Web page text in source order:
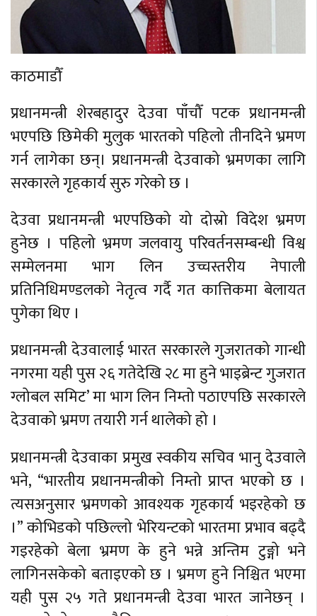
काठमाडौँ
प्रधानमन्त्री शेरबहादुर देउवा पाँचौँ पटक प्रधानमन्त्री
भएपछि छिमेकी मुलुक भारतको पहिलो तीनदिने भ्रमण
गर्न लागेका छन्। प्रधानमन्त्री देउवाको भ्रमणका लागि
सरकारले गृहकार्य सुरु गरेको छ ।
देउवा प्रधानमन्त्री भएपछिको यो दोस्रो विदेश भ्रमण
हुनेछ । पहिलो भ्रमण जलवायु परिवर्तनसम्बन्धी विश्व
सम्मेलनमा भाग लिन उच्चस्तरीय नेपाली
प्रतिनिधिमण्डलको नेतृत्व गर्दै गत कात्तिकमा बेलायत
पुगेका थिए ।
प्रधानमन्त्री देउवालाई भारत सरकारले गुजरातको गान्धी
नगरमा यही पुस २६ गतेदेखि २८ मा हुने भाइब्रेन्ट गुजरात
ग्लोबल समिट’ मा भाग लिन निम्तो पठाएपछि सरकारले
देउवाको भ्रमण तयारी गर्न थालेको हो ।
प्रधानमन्त्री देउवाका प्रमुख स्वकीय सचिव भानु देउवाले
भने, “भारतीय प्रधानमन्त्रीको निम्तो प्राप्त भएको छ ।
त्यसअनुसार भ्रमणको आवश्यक गृहकार्य भइरहेको छ
।” कोभिडको पछिल्लो भेरियन्टको भारतमा प्रभाव बढ्दै
गइरहेको बेला भ्रमण के हुने भन्ने अन्तिम टुङ्गो भने
लागिनसकेको बताइएको छ । भ्रमण हुने निश्चित भएमा
यही पुस २५ गते प्रधानमन्त्री देउवा भारत जानेछन् ।